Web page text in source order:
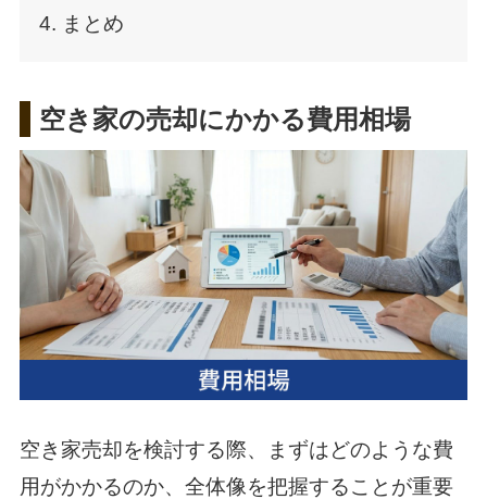
4. まとめ
空き家の売却にかかる費用相場
空き家売却を検討する際、まずはどのような費
用がかかるのか、全体像を把握することが重要